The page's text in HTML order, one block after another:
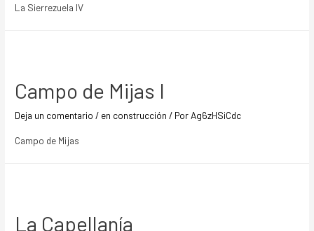
La Sierrezuela IV
Campo de Mijas I
Deja un comentario / en construcción / Por Ag6zHSiCdc
Campo de Mijas
La Capellanía